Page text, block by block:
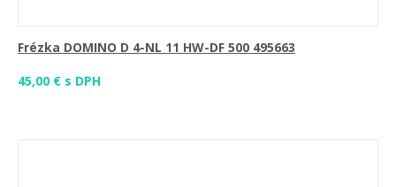
Frézka DOMINO D 4-NL 11 HW-DF 500 495663
45,00 € s DPH